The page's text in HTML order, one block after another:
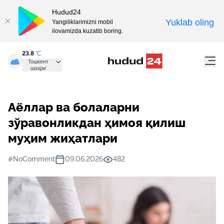
23.8 °C
Тошкент
шаҳри
Аёллар ва болаларни
зўравонликдан ҳимоя қилиш
муҳим жиҳатлари
#NoComment 09.06.2026 482
Hudud24
Yangiliklarimizni mobil
ilovamizda kuzatib boring.
Yuklab oling